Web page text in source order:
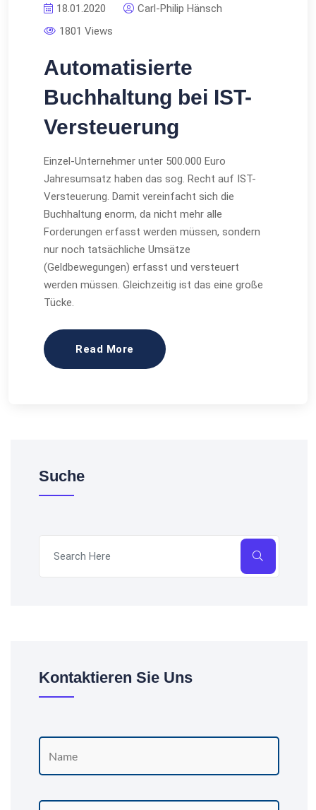
18.01.2020
Carl-Philip Hänsch
1801 Views
Automatisierte
Buchhaltung bei IST-
Versteuerung
Einzel-Unternehmer unter 500.000 Euro
Jahresumsatz haben das sog. Recht auf IST-
Versteuerung. Damit vereinfacht sich die
Buchhaltung enorm, da nicht mehr alle
Forderungen erfasst werden müssen, sondern
nur noch tatsächliche Umsätze
(Geldbewegungen) erfasst und versteuert
werden müssen. Gleichzeitig ist das eine große
Tücke.
Read More
Suche
Kontaktieren Sie Uns